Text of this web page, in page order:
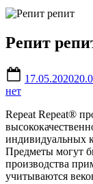
Репит
on
17.05.2020
нет
Repeat Repeat®
индивидуальных
Предметы могут
производства
учитываются